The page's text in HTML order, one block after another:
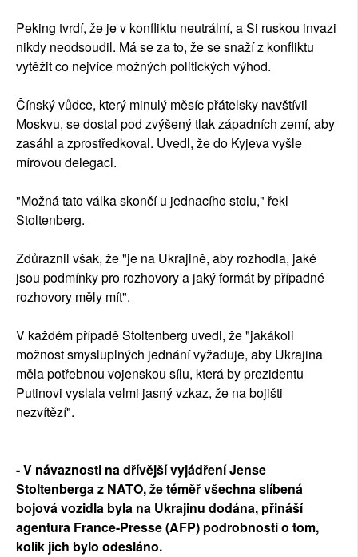
Peking tvrdí, že je v konfliktu neutrální, a Si ruskou invazi
nikdy neodsoudil. Má se za to, že se snaží z konfliktu
vytěžit co nejvíce možných politických výhod.
Čínský vůdce, který minulý měsíc přátelsky navštívil
Moskvu, se dostal pod zvýšený tlak západních zemí, aby
zasáhl a zprostředkoval. Uvedl, že do Kyjeva vyšle
mírovou delegaci.
"Možná tato válka skončí u jednacího stolu," řekl
Stoltenberg.
Zdůraznil však, že "je na Ukrajině, aby rozhodla, jaké
jsou podmínky pro rozhovory a jaký formát by případné
rozhovory měly mít".
V každém případě Stoltenberg uvedl, že "jakákoli
možnost smysluplných jednání vyžaduje, aby Ukrajina
měla potřebnou vojenskou sílu, která by prezidentu
Putinovi vyslala velmi jasný vzkaz, že na bojišti
nezvítězí".
- V návaznosti na dřívější vyjádření Jense
Stoltenberga z NATO, že téměř všechna slíbená
bojová vozidla byla na Ukrajinu dodána, přináší
agentura France-Presse (AFP) podrobnosti o tom,
kolik jich bylo odesláno.